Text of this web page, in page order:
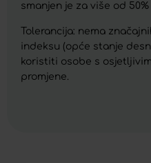
smanjen je za više od
Tolerancija: nema
indeksu (opće stanje
koristiti osobe s
promjene.